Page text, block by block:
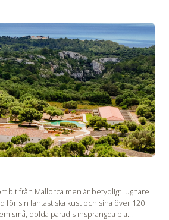
bit från Mallorca men är betydligt lugnare
för sin fantastiska kust och sina över 120
små, dolda paradis insprängda bla...